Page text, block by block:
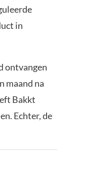
in
ontvangen
maand na
Bakkt
Echter, de